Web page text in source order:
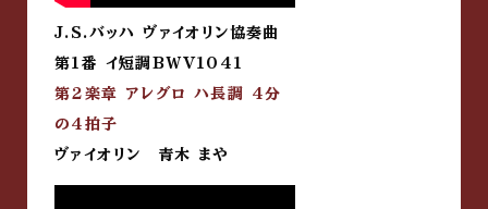
J.S.バッハ ヴァイオリン協奏曲
第1番 イ短調BWV1041
第2楽章 アレグロ ハ長調 4分
の4拍子
ヴァイオリン 青木 まや